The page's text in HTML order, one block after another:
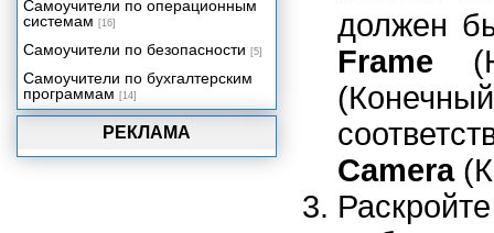
должен
Frame
Camera
РЕКЛАМА
Самоучители по операционным
системам [16]
Самоучители по безопасности [5]
Самоучители по бухгалтерским
программам [14]